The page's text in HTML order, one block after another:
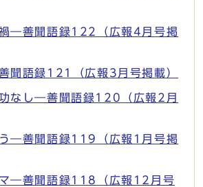
―善聞語録122（広報4月号掲
聞語録121（広報3月号掲載）
なし―善聞語録120（広報2月
―善聞語録119（広報1月号掲
―善聞語録118（広報12月号